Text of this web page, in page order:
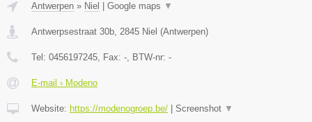
Antwerpen » Niel Google maps ▼
Antwerpsestraat 30b, 2845 Niel (Antwerpen)
Tel: 0456197245, Fax: -, BTW-nr: -
E-mail › Modeno
Website: https://modenogroep.be/ Screenshot ▼